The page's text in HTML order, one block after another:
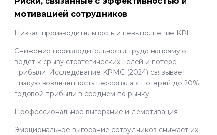
мотивацией сотрудников
Низкая производительность и невыполнение KPI
Снижение производительности труда напрямую
ведет к срыву стратегических целей и потере
прибыли. Исследование KPMG (2024) связывает
низкую вовлеченность персонала с потерей до 20%
годовой прибыли в среднем по рынку.
Профессиональное выгорание и демотивация
Эмоциональное выгорание сотрудников снижает их